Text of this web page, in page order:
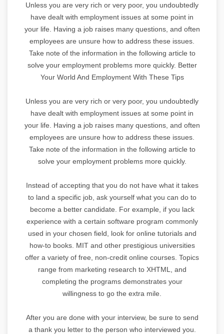
Unless you are very rich or very poor, you undoubtedly
have dealt with employment issues at some point in
your life. Having a job raises many questions, and often
employees are unsure how to address these issues.
Take note of the information in the following article to
solve your employment problems more quickly. Better
Your World And Employment With These Tips
Unless you are very rich or very poor, you undoubtedly
have dealt with employment issues at some point in
your life. Having a job raises many questions, and often
employees are unsure how to address these issues.
Take note of the information in the following article to
solve your employment problems more quickly.
Instead of accepting that you do not have what it takes
to land a specific job, ask yourself what you can do to
become a better candidate. For example, if you lack
experience with a certain software program commonly
used in your chosen field, look for online tutorials and
how-to books. MIT and other prestigious universities
offer a variety of free, non-credit online courses. Topics
range from marketing research to XHTML, and
completing the programs demonstrates your
willingness to go the extra mile.
After you are done with your interview, be sure to send
a thank you letter to the person who interviewed you.